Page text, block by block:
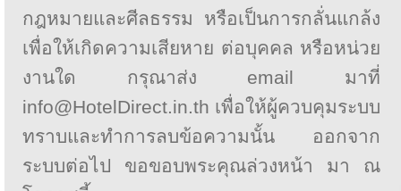
กฎหมายและศีลธรรม หรือเป็นการกลั่นแกล้ง
เพื่อให้เกิดความเสียหาย ต่อบุคคล หรือหน่วย
งานใด กรุณาส่ง email มาที่
info@HotelDirect.in.th เพื่อให้ผู้ควบคุมระบบ
ทราบและทำการลบข้อความนั้น ออกจาก
ระบบต่อไป ขอขอบพระคุณล่วงหน้า มา ณ